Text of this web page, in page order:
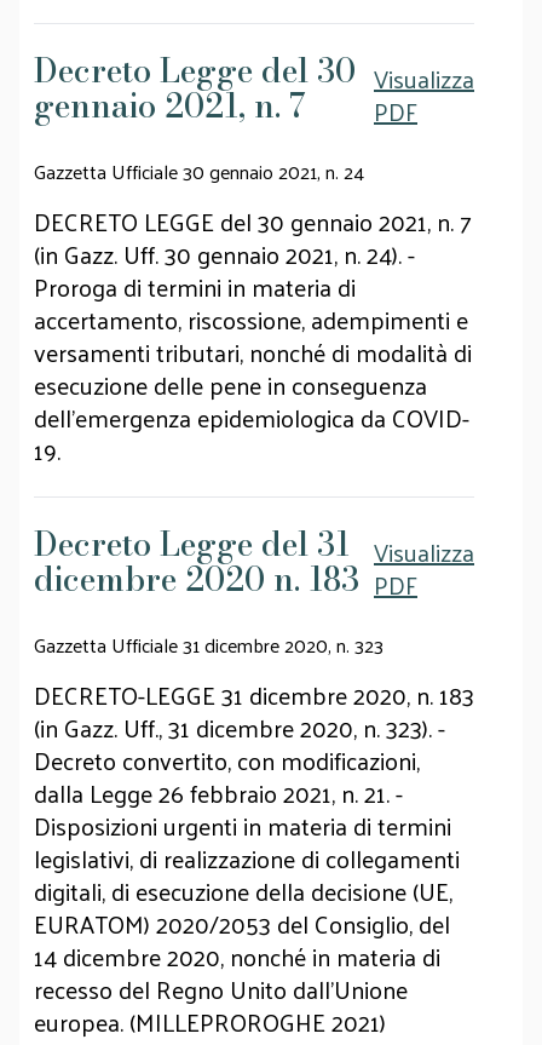
Decreto Legge del 30
gennaio 2021, n. 7
Visualizza
PDF
Gazzetta Ufficiale 30 gennaio 2021, n. 24
DECRETO LEGGE del 30 gennaio 2021, n. 7
(in Gazz. Uff. 30 gennaio 2021, n. 24). -
Proroga di termini in materia di
accertamento, riscossione, adempimenti e
versamenti tributari, nonché di modalità di
esecuzione delle pene in conseguenza
dell'emergenza epidemiologica da COVID-
19.
Decreto Legge del 31
dicembre 2020 n. 183
Visualizza
PDF
Gazzetta Ufficiale 31 dicembre 2020, n. 323
DECRETO-LEGGE 31 dicembre 2020, n. 183
(in Gazz. Uff., 31 dicembre 2020, n. 323). -
Decreto convertito, con modificazioni,
dalla Legge 26 febbraio 2021, n. 21. -
Disposizioni urgenti in materia di termini
legislativi, di realizzazione di collegamenti
digitali, di esecuzione della decisione (UE,
EURATOM) 2020/2053 del Consiglio, del
14 dicembre 2020, nonché in materia di
recesso del Regno Unito dall'Unione
europea. (MILLEPROROGHE 2021)